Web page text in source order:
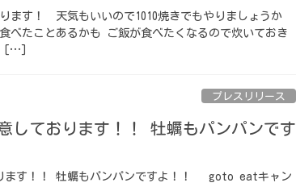
ます！ 天気もいいので1010焼きでもやりましょうか
べたことあるかも ご飯が食べたくなるので炊いておき
[…]
プレスリリース
しております！！ 牡蠣もパンパンです
ます！！ 牡蠣もパンパンですよ！！ goto eatキャン